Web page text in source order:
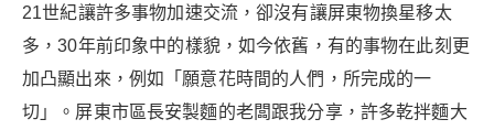
21世紀讓許多事物加速交流，卻沒有讓屏東物換星移太
多，30年前印象中的樣貌，如今依舊，有的事物在此刻更
加凸顯出來，例如「願意花時間的人們，所完成的一
切」。屏東市區長安製麵的老闆跟我分享，許多乾拌麵大